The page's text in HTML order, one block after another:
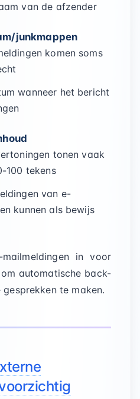
van de afzender
junkmappen
komen soms
wanneer het bericht
tonen vaak
100 tekens
van e-
kunnen als bewijs
in voor
automatische back-
te maken.